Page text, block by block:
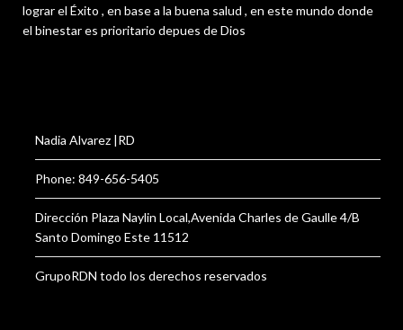
lograr el Éxito , en base a la buena salud , en este mundo donde
el binestar es prioritario depues de Dios
Nadia Alvarez |RD
Phone: 849-656-5405
Dirección Plaza Naylin Local,Avenida Charles de Gaulle 4/B
Santo Domingo Este 11512
GrupoRDN todo los derechos reservados